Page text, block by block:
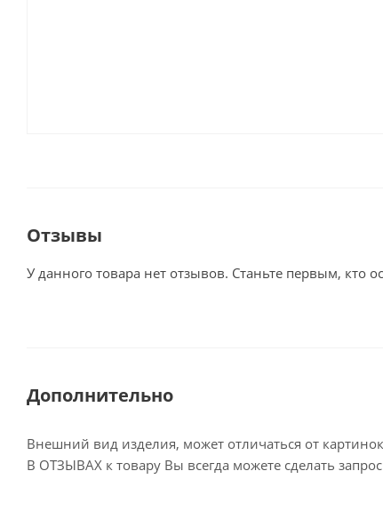
Отзывы
У данного товара нет отзывов. Станьте первым, кто
Дополнительно
Внешний вид изделия, может отличаться от
В ОТЗЫВАХ к товару Вы всегда можете сделать